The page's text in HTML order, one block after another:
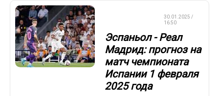
30.01.2025 /
16:50
Эспаньол - Реал
Мадрид: прогноз на
матч чемпионата
Испании 1 февраля
2025 года